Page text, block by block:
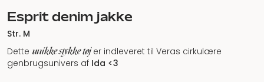
Esprit denim jakke
Str. M
Dette unikke stykke tøjer indleveret til Veras cirkulære
genbrugsunivers af Ida <3